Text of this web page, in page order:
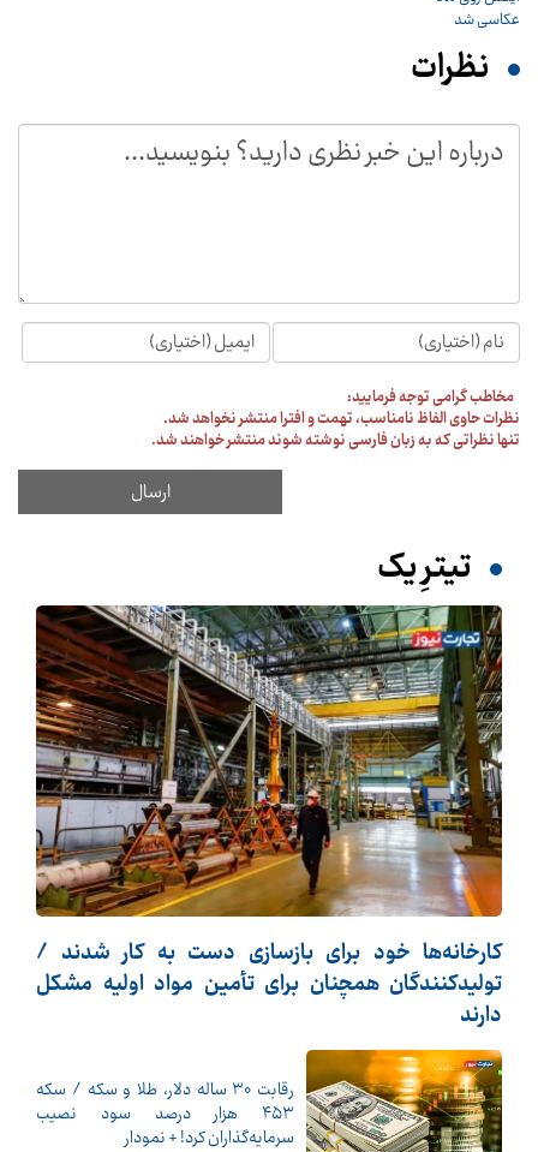
نظرات
مخاطب گرامی توجه فرمایید:
نظرات حاوی الفاظ نامناسب، تهمت و افترا منتشر نخواهد شد.
تنها نظراتی که به زبان فارسی نوشته شوند منتشر خواهند شد.
تیترِ یک
کارخانه‌ها خود برای بازسازی دست به کار شدند /
تولیدکنندگان همچنان برای تأمین مواد اولیه مشکل
دارند
رقابت ۳۰ ساله دلار، طلا و سکه / سکه
۴۵۳ هزار درصد سود نصیب
سرمایه‌گذاران کرد! + نمودار